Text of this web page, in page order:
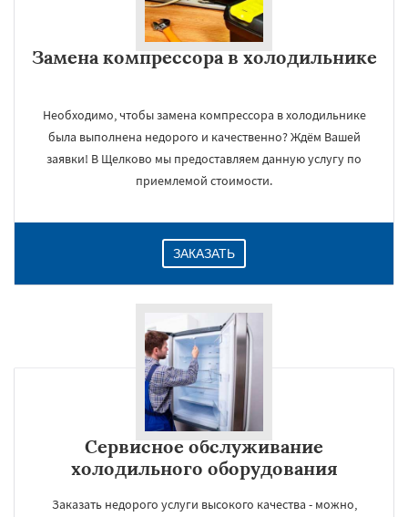
Замена компрессора в холодильнике
Необходимо, чтобы замена компрессора в холодильнике
была выполнена недорого и качественно? Ждём Вашей
заявки! В Щелково мы предоставляем данную услугу по
приемлемой стоимости.
ЗАКАЗАТЬ
Сервисное обслуживание
холодильного оборудования
Заказать недорого услуги высокого качества - можно,
Даю согласие на обработку персональных данных